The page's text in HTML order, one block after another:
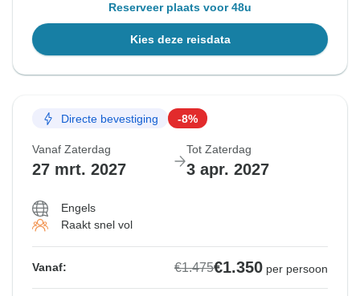
Reserveer plaats voor 48u
Kies deze reisdata
Directe bevestiging -8%
Vanaf Zaterdag
27 mrt. 2027
Tot Zaterdag
3 apr. 2027
Engels
Raakt snel vol
Vanaf: €1.475€1.350 per persoon